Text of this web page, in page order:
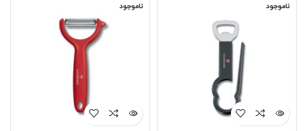
ناموجود ناموجود